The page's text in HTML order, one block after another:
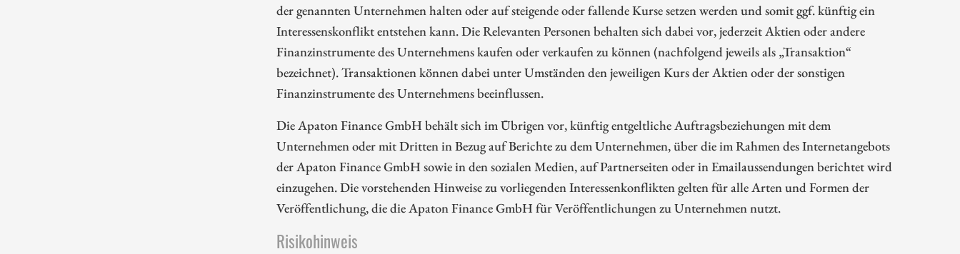
der genannten Unternehmen halten oder auf steigende oder fallende Kurse setzen werden und somit ggf. künftig ein
Interessenskonflikt entstehen kann. Die Relevanten Personen behalten sich dabei vor, jederzeit Aktien oder andere
Finanzinstrumente des Unternehmens kaufen oder verkaufen zu können (nachfolgend jeweils als „Transaktion“
bezeichnet). Transaktionen können dabei unter Umständen den jeweiligen Kurs der Aktien oder der sonstigen
Finanzinstrumente des Unternehmens beeinflussen.
Die Apaton Finance GmbH behält sich im Übrigen vor, künftig entgeltliche Auftragsbeziehungen mit dem
Unternehmen oder mit Dritten in Bezug auf Berichte zu dem Unternehmen, über die im Rahmen des Internetangebots
der Apaton Finance GmbH sowie in den sozialen Medien, auf Partnerseiten oder in Emailaussendungen berichtet wird
einzugehen. Die vorstehenden Hinweise zu vorliegenden Interessenkonflikten gelten für alle Arten und Formen der
Veröffentlichung, die die Apaton Finance GmbH für Veröffentlichungen zu Unternehmen nutzt.
Risikohinweis